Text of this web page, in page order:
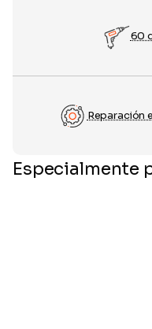
60
Reparación
Especialmente